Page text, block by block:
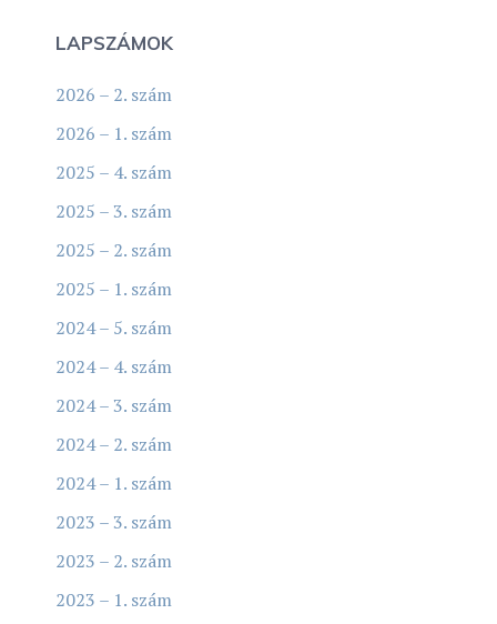
LAPSZÁMOK
2026 – 2. szám
2026 – 1. szám
2025 – 4. szám
2025 – 3. szám
2025 – 2. szám
2025 – 1. szám
2024 – 5. szám
2024 – 4. szám
2024 – 3. szám
2024 – 2. szám
2024 – 1. szám
2023 – 3. szám
2023 – 2. szám
2023 – 1. szám